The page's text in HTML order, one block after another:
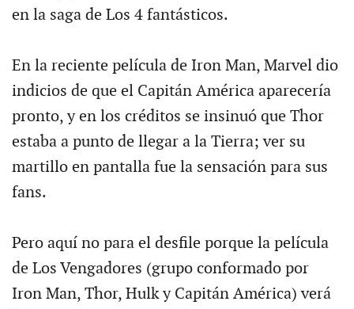
en la saga de Los 4 fantásticos.
En la reciente película de Iron Man, Marvel dio
indicios de que el Capitán América aparecería
pronto, y en los créditos se insinuó que Thor
estaba a punto de llegar a la Tierra; ver su
martillo en pantalla fue la sensación para sus
fans.
Pero aquí no para el desfile porque la película
de Los Vengadores (grupo conformado por
Iron Man, Thor, Hulk y Capitán América) verá